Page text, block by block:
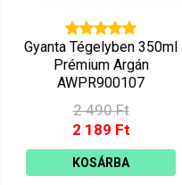
Gyanta Tégelyben 350ml
Prémium Argán
AWPR900107
2 490 Ft
2 189 Ft
KOSÁRBA